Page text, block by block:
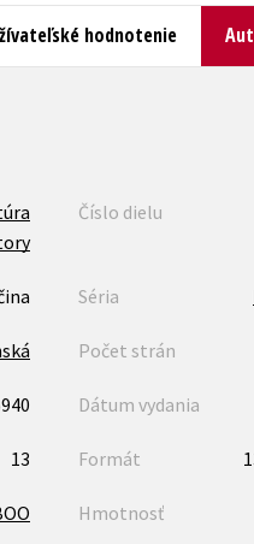
Kariéra a osobný rozvoj
hodnotenie
Číslo dielu
Séria
Počet strán
Dátum vydania
13 Formát
Hmotnosť